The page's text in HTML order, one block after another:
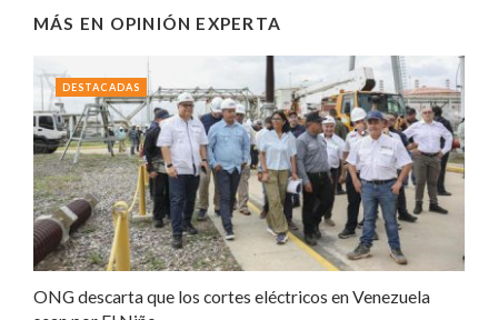
MÁS EN OPINIÓN EXPERTA
ONG descarta que los cortes eléctricos en Venezuela
DESTACADAS